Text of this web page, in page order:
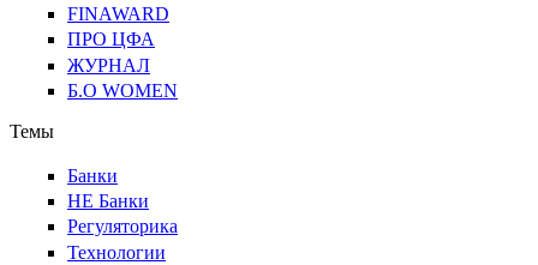
FINAWARD
ПРО ЦФА
ЖУРНАЛ
Б.О WOMEN
Темы
Банки
НЕ Банки
Регуляторика
Технологии